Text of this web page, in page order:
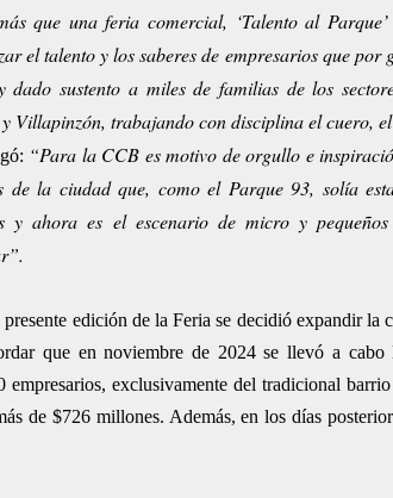
que una feria comercial, ‘Talento al
el talento y los saberes de empresarios que por
dado sustento a miles de familias de los
Villapinzón, trabajando con disciplina el cuero,
“Para la CCB es motivo de orgullo e
de la ciudad que, como el Parque 93, solía
y ahora es el escenario de micro y
presente edición de la Feria se decidió expandir la
que en noviembre de 2024 se llevó a cabo
exclusivamente del tradicional
de $726 millones. Además, en los días